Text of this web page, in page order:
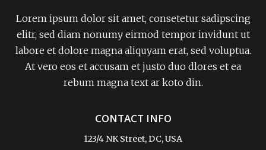
Lorem ipsum dolor sit amet, consetetur sadipscing
elitr, sed diam nonumy eirmod tempor invidunt ut
labore et dolore magna aliquyam erat, sed voluptua.
At vero eos et accusam et justo duo dlores et ea
rebum magna text ar koto din.
CONTACT INFO
123/4 NK Street, DC, USA